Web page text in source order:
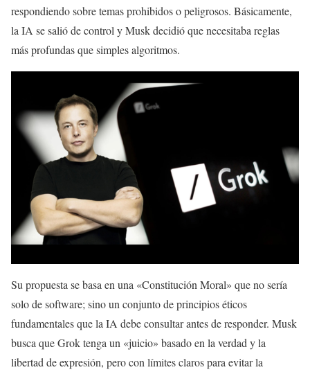
respondiendo sobre temas prohibidos o peligrosos. Básicamente,
la IA se salió de control y Musk decidió que necesitaba reglas
más profundas que simples algoritmos.
Su propuesta se basa en una «Constitución Moral» que no sería
solo de software; sino un conjunto de principios éticos
fundamentales que la IA debe consultar antes de responder. Musk
busca que Grok tenga un «juicio» basado en la verdad y la
libertad de expresión, pero con límites claros para evitar la